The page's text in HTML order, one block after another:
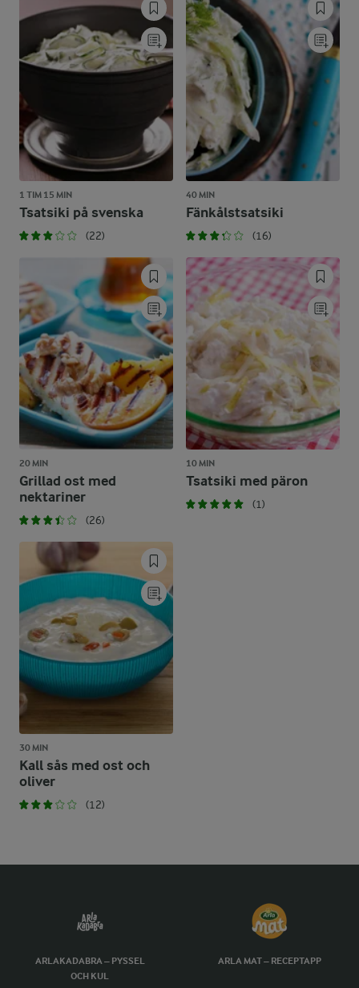
1 TIM 15 MIN
Tsatsiki på svenska
(22)
40 MIN
Fänkålstsatsiki
(16)
20 MIN
Grillad ost med
nektariner
(26)
10 MIN
Tsatsiki med päron
(1)
30 MIN
Kall sås med ost och
oliver
(12)
ARLAKADABRA – PYSSEL
OCH KUL
ARLA MAT – RECEPTAPP